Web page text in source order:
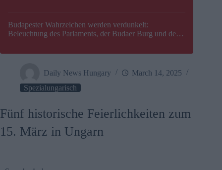
Budapester Wahrzeichen werden verdunkelt:
Beleuchtung des Parlaments, der Budaer Burg und der
Daily News Hungary
March 14, 2025
Spezialungarisch
Fünf historische Feierlichkeiten zum
15. März in Ungarn